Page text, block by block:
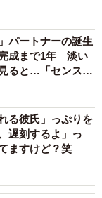
パートナーの誕生
成まで1年 淡い
ると…「センスす
る彼氏」っぷりを
遅刻するよ」っ
ますけど？笑